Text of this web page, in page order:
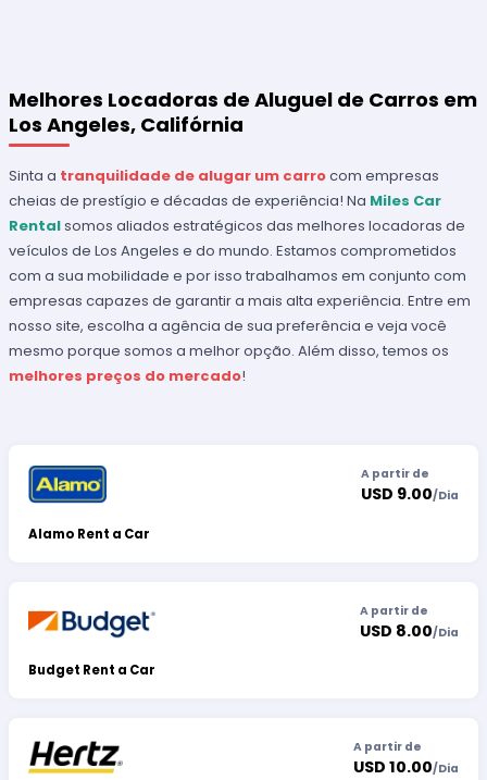
Melhores Locadoras de Aluguel de Carros em
Los Angeles, Califórnia
Sinta a tranquilidade de alugar um carrocom empresas
cheias de prestígio e décadas de experiência! Na Miles Car
Rentalsomos aliados estratégicos das melhores locadoras de
veículos de Los Angeles e do mundo. Estamos comprometidos
com a sua mobilidade e por isso trabalhamos em conjunto com
empresas capazes de garantir a mais alta experiência. Entre em
nosso site, escolha a agência de sua preferência e veja você
mesmo porque somos a melhor opção. Além disso, temos os
melhores preços do mercado!
Alamo Rent a Car
A partir de
USD 9.00/Dia
Budget Rent a Car
A partir de
USD 8.00/Dia
A partir de
USD 10.00/Dia